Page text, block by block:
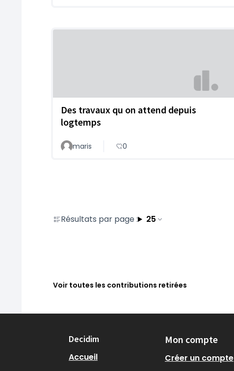
Des travaux qu on attend depuis
logtemps
maris 0
Résultats par page : 25
Voir toutes les contributions retirées
Decidim
Accueil
Mon compte
Créer un compte